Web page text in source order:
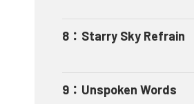
8 ： Starry Sky Refrain
9 ： Unspoken Words